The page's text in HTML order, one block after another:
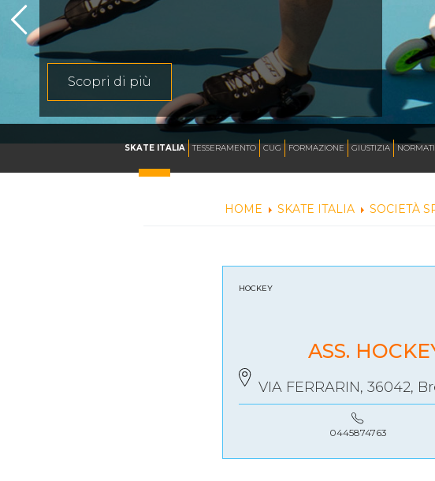
Scopri di più
SKATE ITALIA TESSERAMENTO CUG FORMAZIONE GIUSTIZIA
HOME SKATE ITALIA SOCIETÀ
HOCKEY
ASS.
VIA FERRARIN, 36042,
0445874763
IMPIANTISTICA
CALENDARIO